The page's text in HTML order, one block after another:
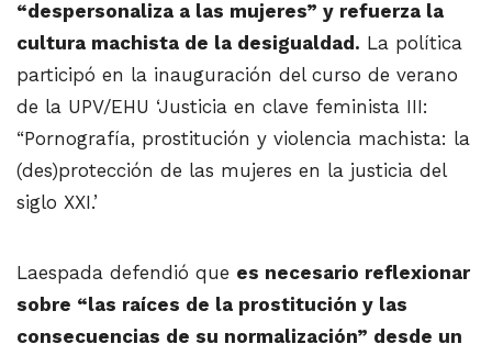
“despersonaliza a las mujeres” y refuerza la
cultura machista de la desigualdad. La política
participó en la inauguración del curso de verano
de la UPV/EHU ‘Justicia en clave feminista III:
“Pornografía, prostitución y violencia machista: la
(des)protección de las mujeres en la justicia del
siglo XXI.’
Laespada defendió que es necesario reflexionar
sobre “las raíces de la prostitución y las
consecuencias de su normalización” desde un